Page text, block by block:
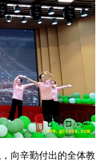
向辛勤付出的全体教